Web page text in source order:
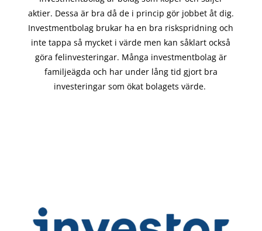
aktier. Dessa är bra då de i princip görjobbet åt dig.
Investmentbolag brukar ha en bra riskspridning och
inte tappa så mycket i värde men kan såklart också
göra felinvesteringar. Många investmentbolag är
familjeägda och har under lång tid gjort bra
investeringar som ökat bolagets värde.